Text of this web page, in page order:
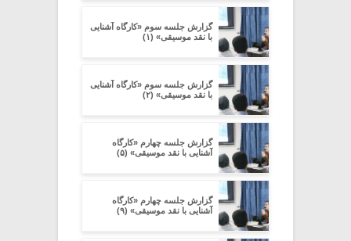
گزارش جلسه سوم «کارگاه آشنایی
با نقد موسیقی» (۱)
گزارش جلسه سوم «کارگاه آشنایی
با نقد موسیقی» (۲)
گزارش جلسه چهارم «کارگاه
آشنایی با نقد موسیقی» (۵)
گزارش جلسه چهارم «کارگاه
آشنایی با نقد موسیقی» (۹)